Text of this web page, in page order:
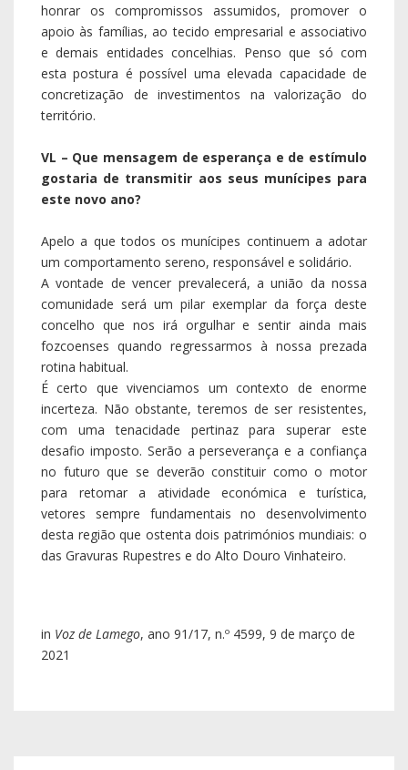
honrar os compromissos assumidos, promover o
apoio às famílias, ao tecido empresarial e associativo
e demais entidades concelhias. Penso que só com
esta postura é possível uma elevada capacidade de
concretização de investimentos na valorização do
território.
VL – Que mensagem de esperança e de estímulo
gostaria de transmitir aos seus munícipes para
este novo ano?
Apelo a que todos os munícipes continuem a adotar
um comportamento sereno, responsável e solidário.
A vontade de vencer prevalecerá, a união da nossa
comunidade será um pilar exemplar da força deste
concelho que nos irá orgulhar e sentir ainda mais
fozcoenses quando regressarmos à nossa prezada
rotina habitual.
É certo que vivenciamos um contexto de enorme
incerteza. Não obstante, teremos de ser resistentes,
com uma tenacidade pertinaz para superar este
desafio imposto. Serão a perseverança e a confiança
no futuro que se deverão constituir como o motor
para retomar a atividade económica e turística,
vetores sempre fundamentais no desenvolvimento
desta região que ostenta dois patrimónios mundiais: o
das Gravuras Rupestres e do Alto Douro Vinhateiro.
in Voz de Lamego, ano 91/17, n.º 4599, 9 de março de
2021